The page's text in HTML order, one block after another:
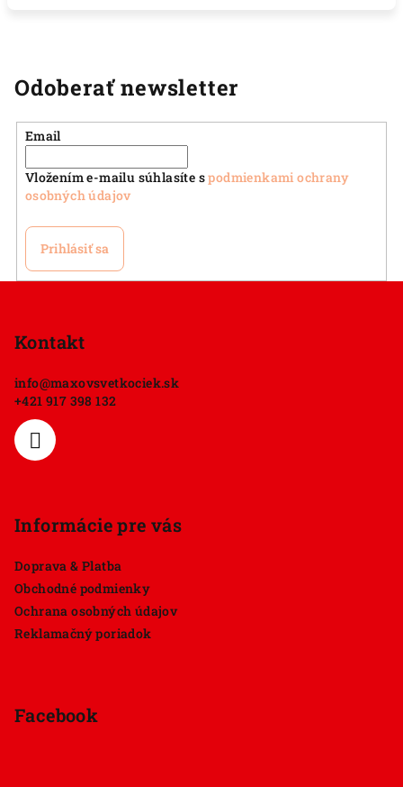
Odoberať newsletter
Email
Vložením e-mailu súhlasíte spodmienkami ochrany
osobných údajov
Prihlásiť sa
Kontakt
info@maxovsvetkociek.sk
+421 917 398 132
Informácie pre vás
Doprava & Platba
Obchodné podmienky
Ochrana osobných údajov
Reklamačný poriadok
Facebook